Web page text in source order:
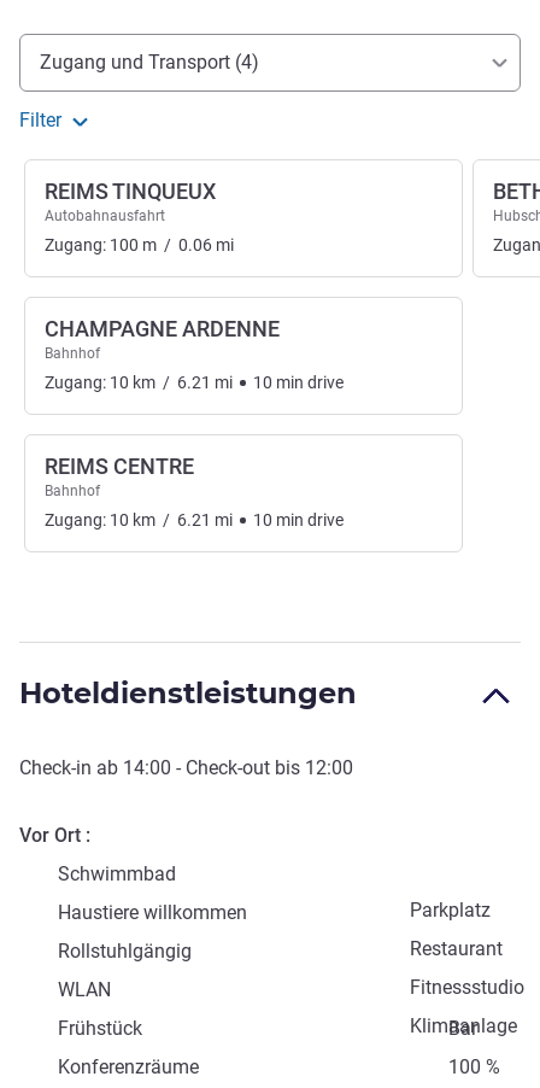
Erreichbarkeit und Anbindung
Zugang und Transport (4)
Filter
REIMS TINQUEUX
Autobahnausfahrt
Zugang: 100 m / 0.06 mi
CHAMPAGNE ARDENNE
Bahnhof
Zugang: 10 km / 6.21 mi 10 min drive
REIMS CENTRE
Bahnhof
Zugang: 10 km / 6.21 mi 10 min drive
Hoteldienstleistungen
Check-in ab 14:00 - Check-out bis 12:00
Vor Ort
Schwimmbad
Parkplatz
Haustiere willkommen
Restaurant
Rollstuhlgängig
Fitnessstudio
WLAN
Klimaanlage
Frühstück
Bar
Konferenzräume
100 %